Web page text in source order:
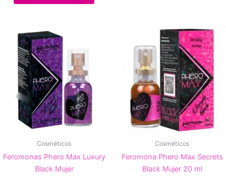
Cosméticos
Feromonas Phero Max Luxury
Black Mujer
Cosméticos
Feromona Phero Max Secrets
Black Mujer 20 ml